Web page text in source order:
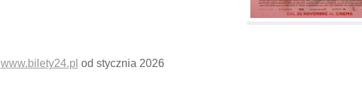
www.bilety24.pl od stycznia 2026